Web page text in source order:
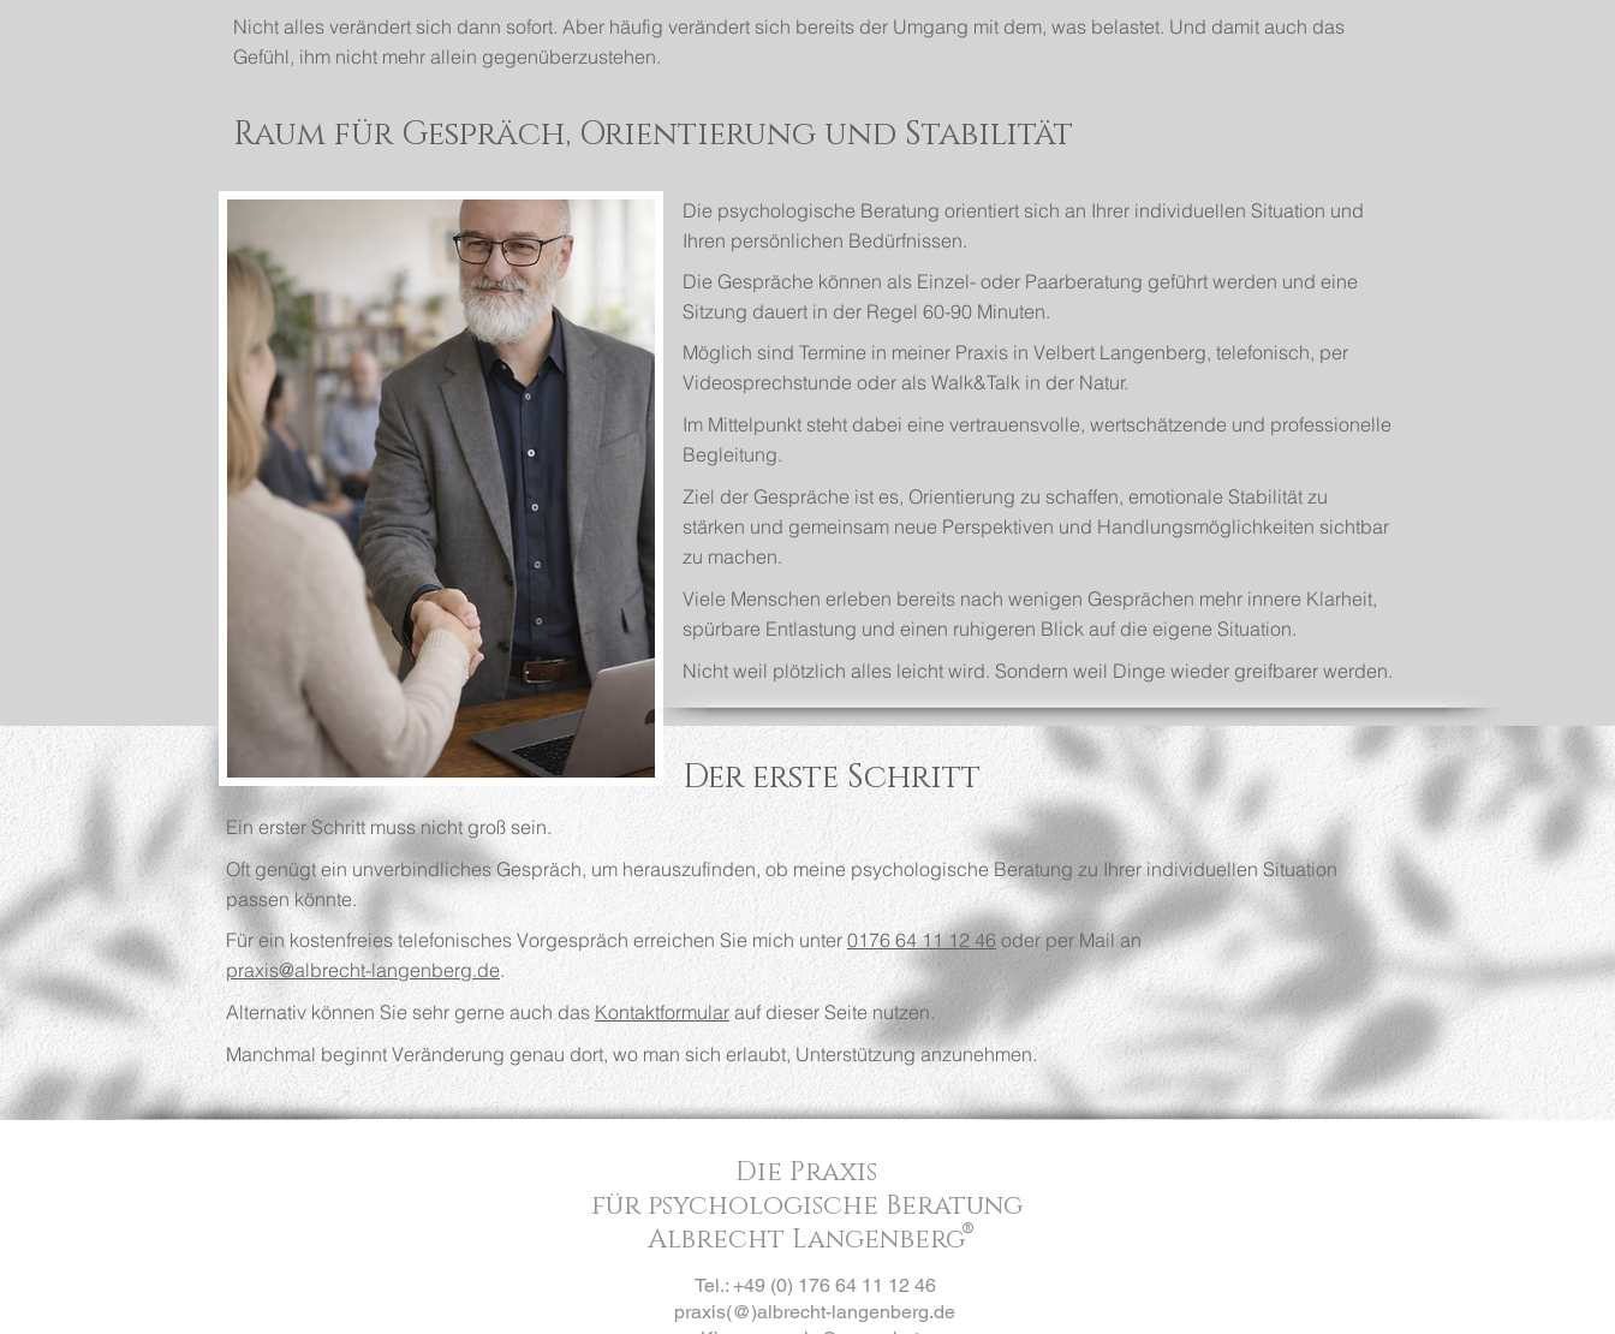
Nicht alles verändert sich dann sofort. Aber häufig verändert sich bereits der Umgang mit dem, was belastet. Und damit auch das
Gefühl, ihm nicht mehr allein gegenüberzustehen.
Raum für Gespräch, Orientierung und Stabilität
Der erste Schritt
Ein erster Schritt muss nicht groß sein.
Oft genügt ein unverbindliches Gespräch, um herauszufinden, ob meine psychologische Beratung zu Ihrer individuellen Situation
passen könnte.
Für ein kostenfreies telefonisches Vorgespräch erreichen Sie mich unter0176 64 11 12 46 oder per Mail an
praxis@albrecht-langenberg.de.
Alternativ können Sie sehr gerne auch das Kontaktformular auf dieser Seite nutzen.
Manchmal beginnt Veränderung genau dort, wo man sich erlaubt, Unterstützung anzunehmen.
Die psychologische Beratung orientiert sich an Ihrer individuellen Situation und
Ihren persönlichen Bedürfnissen.
Die Gespräche können als Einzel- oder Paarberatung geführt werden und eine
Sitzung dauert in der Regel 60-90 Minuten.
Möglich sind Termine in meiner Praxis in Velbert Langenberg, telefonisch, per
Videosprechstunde oder als Walk&Talk in der Natur.
Im Mittelpunkt steht dabei eine vertrauensvolle, wertschätzende und professionelle
Begleitung.
Ziel der Gespräche ist es, Orientierung zu schaffen, emotionale Stabilität zu
stärken und gemeinsam neue Perspektiven und Handlungsmöglichkeiten sichtbar
zu machen.
Viele Menschen erleben bereits nach wenigen Gesprächen mehr innere Klarheit,
spürbare Entlastung und einen ruhigeren Blick auf die eigene Situation.
Nicht weil plötzlich alles leicht wird. Sondern weil Dinge wieder greifbarer werden.
Die Praxis
für psychologische Beratung
Albrecht Langenberg®
Tel.: +49 (0) 176 64 11 12 46
praxis(@)albrecht-langenberg.de